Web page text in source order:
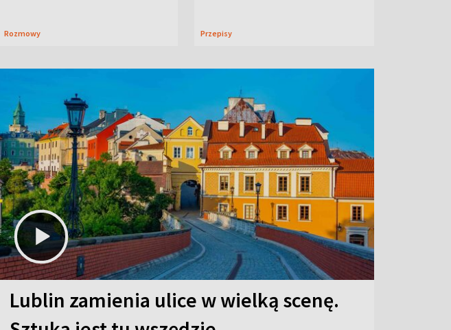
Rozmowy Przepisy
Lublin zamienia ulice w wielką scenę.